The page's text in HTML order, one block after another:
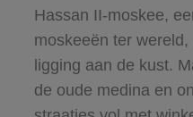
Hassan II-moskee,
moskeeën ter
ligging aan de kust.
de oude medina en